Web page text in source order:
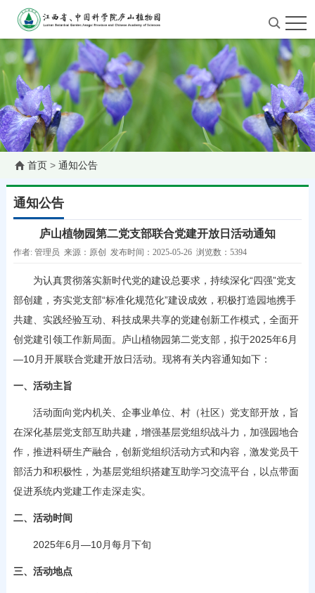
首页> 通知公告
通知公告
庐山植物园第二党支部联合党建开放日活动通知
作者: 管理员 来源：原创 发布时间：2025-05-26 浏览数：5394
为认真贯彻落实新时代党的建设总要求，持续深化“四强”党支
部创建，夯实党支部“标准化规范化”建设成效，积极打造园地携手
共建、实践经验互动、科技成果共享的党建创新工作模式，全面开
创党建引领工作新局面。庐山植物园第二党支部，拟于2025年6月
—10月开展联合党建开放日活动。现将有关内容通知如下：
一、活动主旨
活动面向党内机关、企事业单位、村（社区）党支部开放，旨
在深化基层党支部互助共建，增强基层党组织战斗力，加强园地合
作，推进科研生产融合，创新党组织活动方式和内容，激发党员干
部活力和积极性，为基层党组织搭建互助学习交流平台，以点带面
促进系统内党建工作走深走实。
二、活动时间
2025年6月—10月每月下旬
三、活动地点